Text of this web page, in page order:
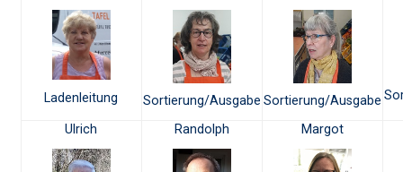
Ladenleitung Sortierung/Ausgabe Sortierung/Ausgabe
Ulrich Randolph Margot